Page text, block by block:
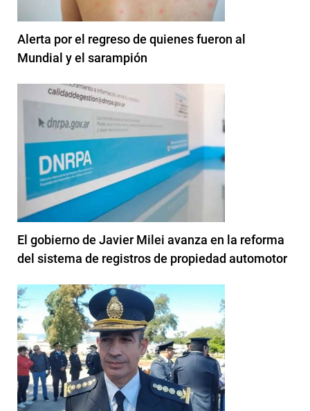
Alerta por el regreso de quienes fueron al
Mundial y el sarampión
El gobierno de Javier Milei avanza en la reforma
del sistema de registros de propiedad automotor